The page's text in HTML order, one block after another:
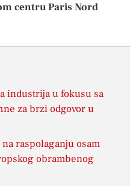
centru Paris Nord
industrija u fokusu sa
za brzi odgovor u
raspolaganju osam
obrambenog